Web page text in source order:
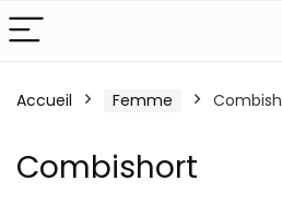
Accueil Femme
Combishort